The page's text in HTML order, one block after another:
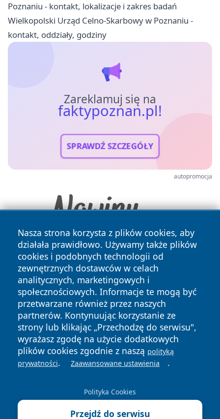
Poznaniu - kontakt, lokalizacje i zakres badań
Wielkopolski Urząd Celno-Skarbowy w Poznaniu -
kontakt, oddziały, godziny
Zareklamuj się na
faktypoznan.pl!
SPRAWDŹ SZCZEGÓŁY
autopromocja
Nasza strona korzysta z plików cookies, aby
działała prawidłowo. Używamy także plików
cookies i podobnych technologii od
zewnętrznych dostawców w celach
analitycznych, marketingowych i
społecznościowych. Informacje te mogą być
przetwarzane również przez naszych
partnerów. Kontynuując korzystanie ze
strony lub klikając „Przechodzę do serwisu",
wyrażasz zgodę na użycie dodatkowych
plików cookies zgodnie z naszą polityką
prywatności. Zaawansowane ustawienia .
Polityka Cookies
Przejdź do serwisu
Copyright © 2026 faktypoznan.pl Wszystkie prawa
zastrzeżone.
News Autorzy
Polityka
Prywatności
Polityka
Cookies